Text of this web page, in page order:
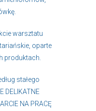
warsztatu
oparte
produktach.
stałego
DELIKATNE
NA PRACĘ